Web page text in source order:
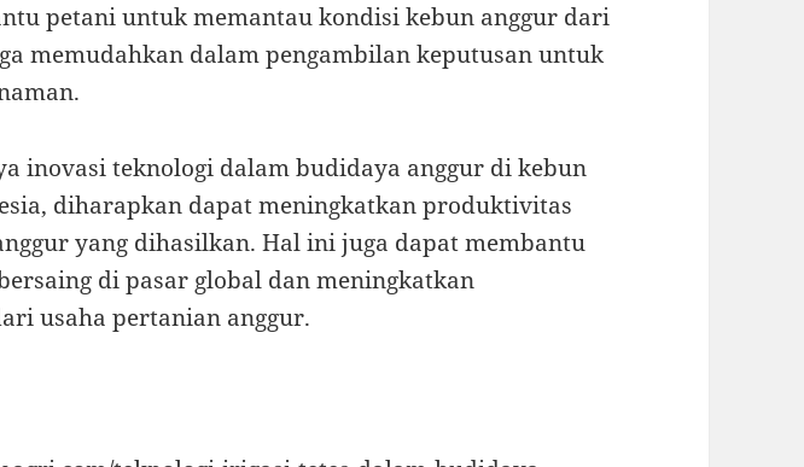
petani untuk memantau kondisi kebun anggur dari
memudahkan dalam pengambilan keputusan untuk
inovasi teknologi dalam budidaya anggur di kebun
diharapkan dapat meningkatkan produktivitas
yang dihasilkan. Hal ini juga dapat membantu
di pasar global dan meningkatkan
usaha pertanian anggur.